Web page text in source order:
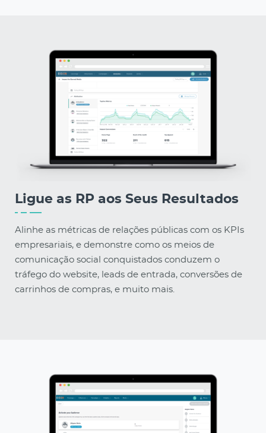
Ligue as RP aos Seus Resultados
Alinhe as métricas de relações públicas com os KPIs
empresariais, e demonstre como os meios de
comunicação social conquistados conduzem o
tráfego do website, leads de entrada, conversões de
carrinhos de compras, e muito mais.